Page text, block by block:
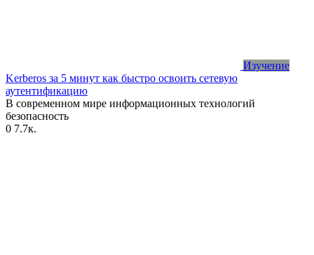
Изучение
Kerberos за 5 минут как быстро освоить сетевую
аутентификацию
В современном мире информационных технологий
безопасность
0 7.7к.